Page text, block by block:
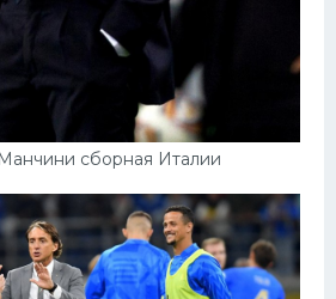
сборная Италии